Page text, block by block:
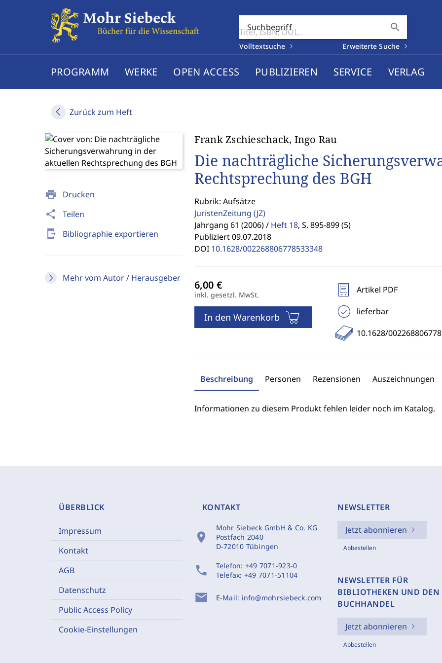
Suchbegriff search
Volltextsuche Erweiterte Suche
PROGRAMM WERKE OPEN ACCESS PUBLIZIEREN SERVICE VERLAG
Zurück zum Heft
print Drucken
share Teilen
send_to_mobile Bibliographie exportieren
Mehr vom Autor / Herausgeber
Frank Zschieschack, Ingo Rau
Die nachträgliche
Rechtsprechung des BGH
Rubrik: Aufsätze
JuristenZeitung (JZ)
Jahrgang 61 (2006) / Heft 18, S. 895-899 (5)
Publiziert 09.07.2018
DOI 10.1628/002268806778533348
inkl. gesetzl. MwSt.
In den Warenkorb
Artikel PDF
lieferbar
10.1628/
Beschreibung Personen Rezensionen Auszeichnungen
Informationen zu diesem Produkt fehlen leider noch im Katalog.
ÜBERBLICK
Impressum
Kontakt
AGB
Datenschutz
Public Access Policy
Cookie-Einstellungen
KONTAKT
location_on
Mohr Siebeck GmbH & Co. KG
Postfach 2040
D-72010 Tübingen
phone Telefon: +49 7071-923-0
Telefax: +49 7071-51104
mail E-Mail: info@mohrsiebeck.com
NEWSLETTER
Jetzt abonnieren
Abbestellen
NEWSLETTER FÜR
BIBLIOTHEKEN UND DEN
BUCHHANDEL
Jetzt abonnieren
Abbestellen